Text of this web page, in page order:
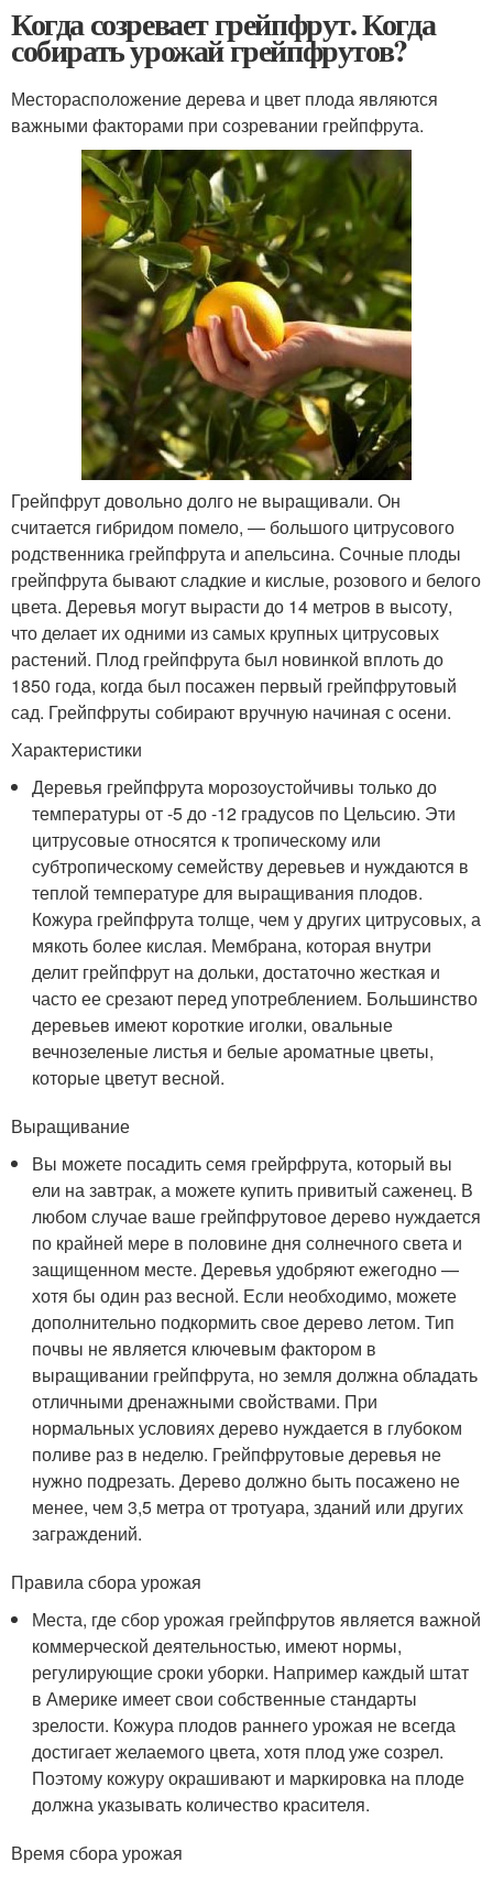
Когда созревает грейпфрут. Когда
собирать урожай грейпфрутов?
Месторасположение дерева и цвет плода являются
важными факторами при созревании грейпфрута.
Грейпфрут довольно долго не выращивали. Он
считается гибридом помело, — большого цитрусового
родственника грейпфрута и апельсина. Сочные плоды
грейпфрута бывают сладкие и кислые, розового и белого
цвета. Деревья могут вырасти до 14 метров в высоту,
что делает их одними из самых крупных цитрусовых
растений. Плод грейпфрута был новинкой вплоть до
1850 года, когда был посажен первый грейпфрутовый
сад. Грейпфруты собирают вручную начиная с осени.
Характеристики
Деревья грейпфрута морозоустойчивы только до
температуры от -5 до -12 градусов по Цельсию. Эти
цитрусовые относятся к тропическому или
субтропическому семейству деревьев и нуждаются в
теплой температуре для выращивания плодов.
Кожура грейпфрута толще, чем у других цитрусовых, а
мякоть более кислая. Мембрана, которая внутри
делит грейпфрут на дольки, достаточно жесткая и
часто ее срезают перед употреблением. Большинство
деревьев имеют короткие иголки, овальные
вечнозеленые листья и белые ароматные цветы,
которые цветут весной.
Выращивание
Вы можете посадить семя грейрфрута, который вы
ели на завтрак, а можете купить привитый саженец. В
любом случае ваше грейпфрутовое дерево нуждается
по крайней мере в половине дня солнечного света и
защищенном месте. Деревья удобряют ежегодно —
хотя бы один раз весной. Если необходимо, можете
дополнительно подкормить свое дерево летом. Тип
почвы не является ключевым фактором в
выращивании грейпфрута, но земля должна обладать
отличными дренажными свойствами. При
нормальных условиях дерево нуждается в глубоком
поливе раз в неделю. Грейпфрутовые деревья не
нужно подрезать. Дерево должно быть посажено не
менее, чем 3,5 метра от тротуара, зданий или других
заграждений.
Правила сбора урожая
Места, где сбор урожая грейпфрутов является важной
коммерческой деятельностью, имеют нормы,
регулирующие сроки уборки. Например каждый штат
в Америке имеет свои собственные стандарты
зрелости. Кожура плодов раннего урожая не всегда
достигает желаемого цвета, хотя плод уже созрел.
Поэтому кожуру окрашивают и маркировка на плоде
должна указывать количество красителя.
Время сбора урожая